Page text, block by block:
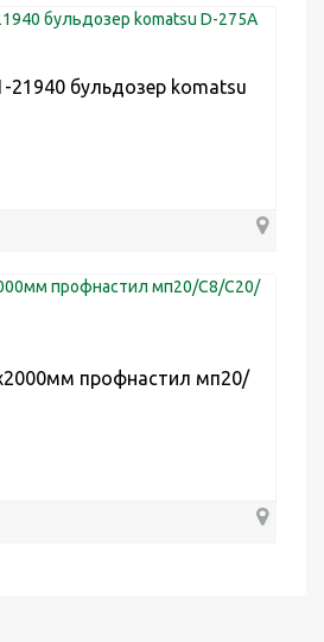
21940 бульдозер komatsu
профнастил мп20/